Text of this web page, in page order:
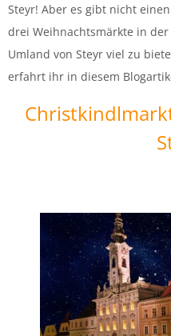
Steyr! Aber es gibt nicht
drei Weihnachtsmärkte in
Umland von Steyr viel zu
erfahrt ihr in diesem